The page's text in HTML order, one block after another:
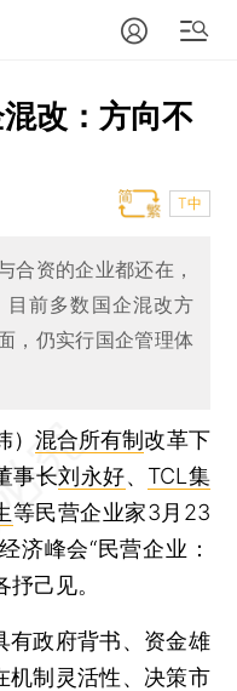
改：方向不
T中
合资的企业都还在，
前多数国企混改方
，仍实行国企管理体
混合所有制改革下
事长刘永好、 TCL集
等民营企业家3月23
济峰会“民营企业：
己见。
政府背书、资金雄
机制灵活性、决策市